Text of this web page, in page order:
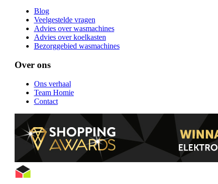
Blog
Veelgestelde vragen
Advies over wasmachines
Advies over koelkasten
Bezorggebied wasmachines
Over ons
Ons verhaal
Team Homie
Contact